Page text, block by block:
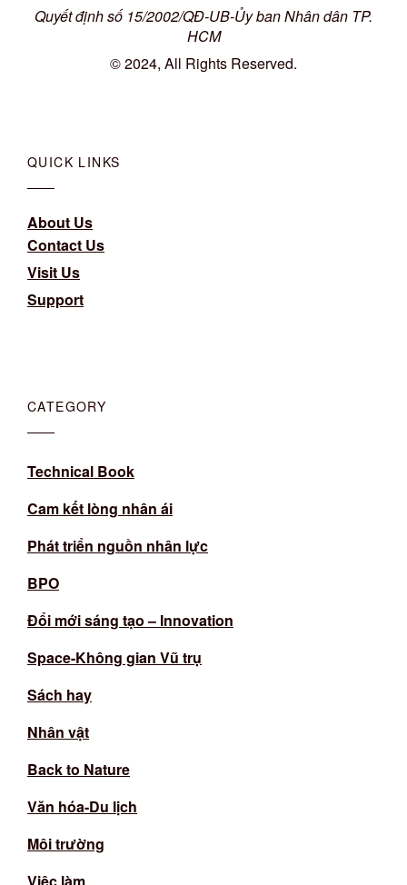
Quyết định số 15/2002/QĐ-UB-Ủy ban Nhân dân TP.
HCM
© 2024, All Rights Reserved.
QUICK LINKS
About Us
Contact Us
Visit Us
Support
CATEGORY
Technical Book
Cam kết lòng nhân ái
Phát triển nguồn nhân lực
BPO
Đổi mới sáng tạo – Innovation
Space-Không gian Vũ trụ
Sách hay
Nhân vật
Back to Nature
Văn hóa-Du lịch
Môi trường
Việc làm